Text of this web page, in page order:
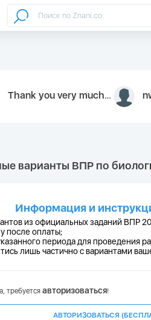
Thank you very much for your inquiry We appreciate you 9126052 https://youtube.com faceapple !
варианты ВПР по
Информация и
из официальных заданий ВПР
после оплаты;
периода для проведения
лишь частично с вариантами
требуется авторизоваться!
АВТОРИЗОВАТЬСЯ